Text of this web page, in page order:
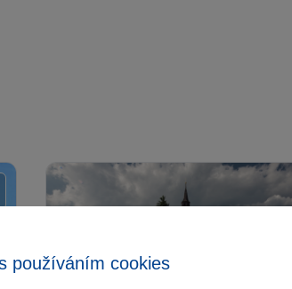
používáním cookies